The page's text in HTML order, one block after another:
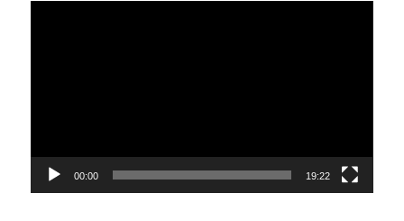
00:00 19:22